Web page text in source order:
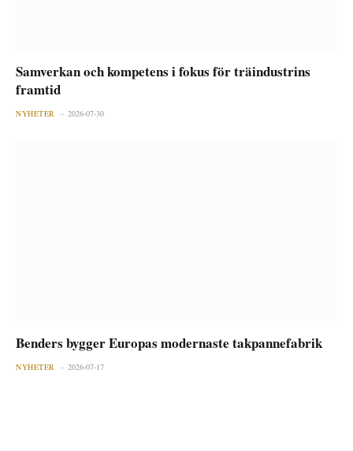
Samverkan och kompetens i fokus för träindustrins
framtid
NYHETER 2026-07-30
Benders bygger Europas modernaste takpannefabrik
NYHETER 2026-07-17